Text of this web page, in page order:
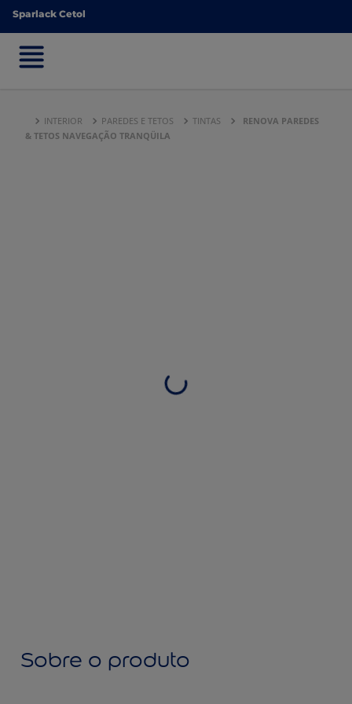
Sparlack Cetol
Sparlack Cetol
INTERIOR PAREDES E TETOS TINTAS
RENOVA PAREDES
& TETOS NAVEGAÇÃO TRANQÜILA
Sobre o produto